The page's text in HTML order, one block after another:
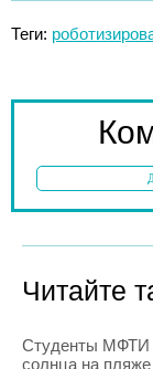
Теги:
Читайте
Студенты МФТИ
солнца на пляже